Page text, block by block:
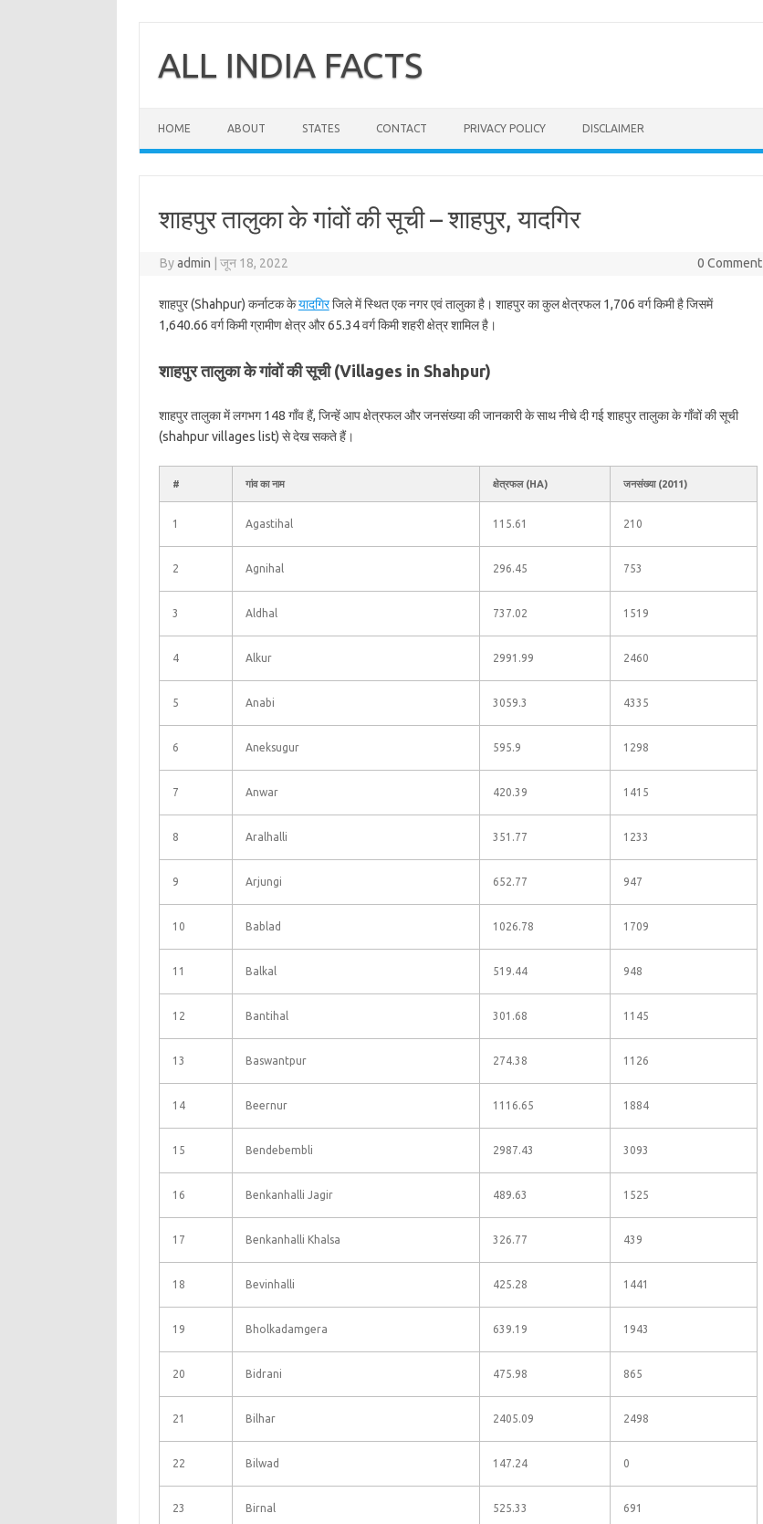
contentALL INDIA FACTS
HOME ABOUT STATES CONTACT PRIVACY POLICY DISCLAIMER
शाहपुर तालुका के गांवों की सूची – शाहपुर, यादगिर
Byadmin जून 18, 2022 0 Comment
शाहपुर (Shahpur) कर्नाटक केयादगिरजिले में स्थित एक नगर एवं तालुका है। शाहपुर का कुल क्षेत्रफल 1,706 वर्ग किमी है जिसमें
1,640.66 वर्ग किमी ग्रामीण क्षेत्र और 65.34 वर्ग किमी शहरी क्षेत्र शामिल है।
शाहपुर तालुका के गांवों की सूची (Villages in Shahpur)
शाहपुर तालुका में लगभग 148 गाँव हैं, जिन्हें आप क्षेत्रफल और जनसंख्या की जानकारी के साथ नीचे दी गई शाहपुर तालुका के गाँवों की सूची
(shahpur villages list) से देख सकते हैं।
# गांव का नाम क्षेत्रफल (HA) जनसंख्या (2011)
1 Agastihal 115.61 210
2 Agnihal 296.45 753
3 Aldhal 737.02 1519
4 Alkur 2991.99 2460
5 Anabi 3059.3 4335
6 Aneksugur 595.9 1298
7 Anwar 420.39 1415
8 Aralhalli 351.77 1233
9 Arjungi 652.77 947
10 Bablad 1026.78 1709
11 Balkal 519.44 948
12 Bantihal 301.68 1145
13 Baswantpur 274.38 1126
14 Beernur 1116.65 1884
15 Bendebembli 2987.43 3093
16 Benkanhalli Jagir 489.63 1525
17 Benkanhalli Khalsa 326.77 439
18 Bevinhalli 425.28 1441
19 Bholkadamgera 639.19 1943
20 Bidrani 475.98 865
21 Bilhar 2405.09 2498
22 Bilwad 147.24 0
23 Birnal 525.33 691